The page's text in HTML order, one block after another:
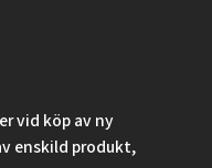
vid köp av ny
enskild produkt,